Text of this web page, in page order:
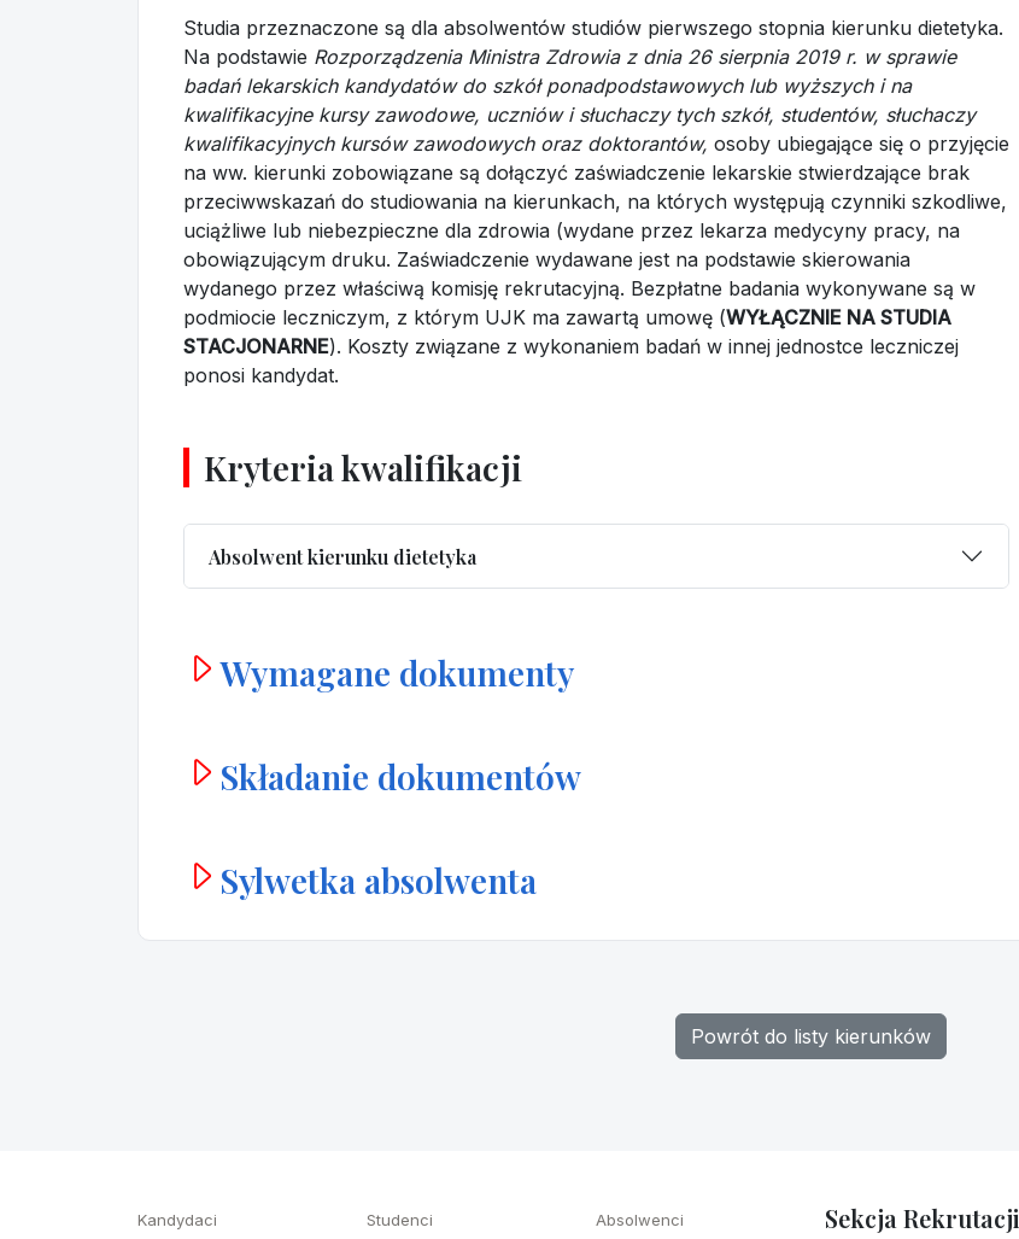
Studia przeznaczone są dla absolwentów studiów pierwszego stopnia kierunku dietetyka.
Na podstawie Rozporządzenia Ministra Zdrowia z dnia 26 sierpnia 2019 r. w sprawie
badań lekarskich kandydatów do szkół ponadpodstawowych lub wyższych i na
kwalifikacyjne kursy zawodowe, uczniów i słuchaczy tych szkół, studentów, słuchaczy
kwalifikacyjnych kursów zawodowych oraz doktorantów, osoby ubiegające się o przyjęcie
na ww. kierunki zobowiązane są dołączyć zaświadczenie lekarskie stwierdzające brak
przeciwwskazań do studiowania na kierunkach, na których występują czynniki szkodliwe,
uciążliwe lub niebezpieczne dla zdrowia (wydane przez lekarza medycyny pracy, na
obowiązującym druku. Zaświadczenie wydawane jest na podstawie skierowania
wydanego przez właściwą komisję rekrutacyjną. Bezpłatne badania wykonywane są w
podmiocie leczniczym, z którym UJK ma zawartą umowę (WYŁĄCZNIE NA STUDIA
STACJONARNE). Koszty związane z wykonaniem badań w innej jednostce leczniczej
ponosi kandydat.
Kryteria kwalifikacji
Absolwent kierunku dietetyka
Wymagane dokumenty
Składanie dokumentów
Sylwetka absolwenta
Powrót do listy kierunków
Kandydaci Studenci Absolwenci Sekcja Rekrutacji